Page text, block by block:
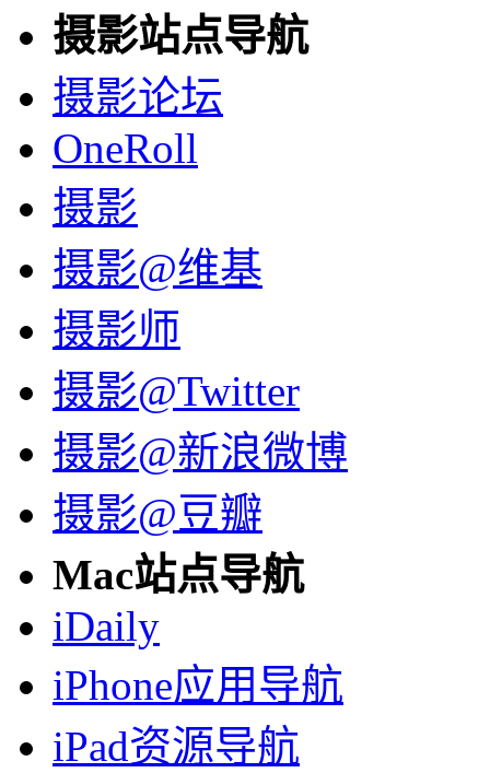
摄影站点导航
摄影论坛
OneRoll
摄影
摄影@维基
摄影师
摄影@Twitter
摄影@新浪微博
摄影@豆瓣
Mac站点导航
iDaily
iPhone应用导航
iPad资源导航